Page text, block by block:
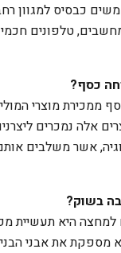
כבסיס למגוון
מחשבים, טלפונים
ממכירת מוצרי
אלה נמכרים
אשר משלבים
למחצה היא תעשיית
מספקת את אבני